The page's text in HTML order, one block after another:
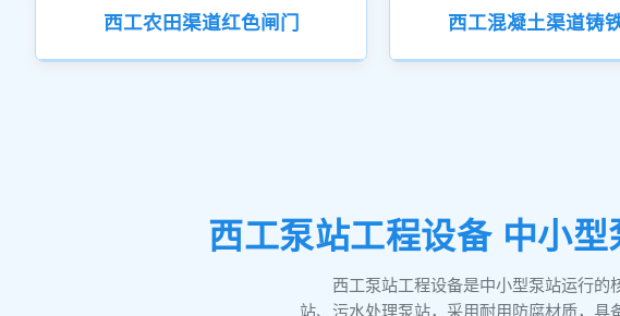
西工农田渠道红色闸门 西工混凝土渠道铸
西工泵站工程设备 中小
西工泵站工程设备是中小型泵站运行
站、污水处理泵站，采用耐用防腐材质，